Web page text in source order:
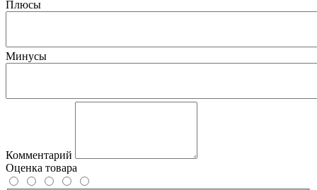
Плюсы
Минусы
Комментарий
Оценка товара